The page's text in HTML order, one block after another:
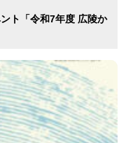
ト「令和7年度 広陵か